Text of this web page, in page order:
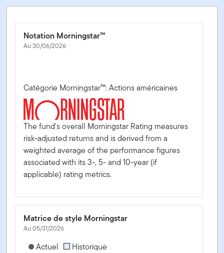
Notation Morningstar™
Au 30/06/2026
Catégorie Morningstar™: Actions américaines
The fund's overall Morningstar Rating measures
risk-adjusted returns and is derived from a
weighted average of the performance figures
associated with its 3-, 5- and 10-year (if
applicable) rating metrics.
Matrice de style Morningstar
Au 05/31/2026
[products.morningstar-stylebox-title-sr-equity]
Actuel Historique